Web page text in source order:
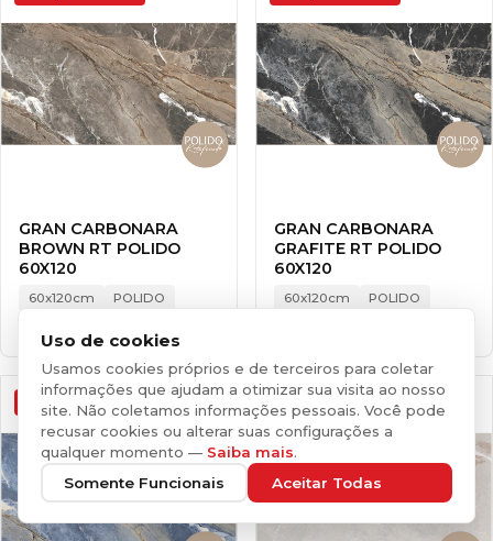
GRAN CARBONARA
BROWN RT POLIDO
60X120
60x120cm
POLIDO
GRAN CARBONARA
GRAFITE RT POLIDO
60X120
60x120cm
POLIDO
LANÇAMENTOS LANÇAMENTOS
Uso de cookies
Usamos cookies próprios e de terceiros para coletar
informações que ajudam a otimizar sua visita ao nosso
site. Não coletamos informações pessoais. Você pode
recusar cookies ou alterar suas configurações a
qualquer momento — Saiba mais.
Somente Funcionais
Aceitar Todas